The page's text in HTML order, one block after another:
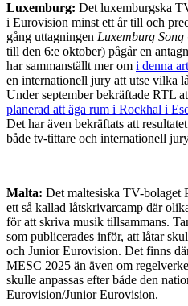
Luxemburg: Det luxemburgska
i Eurovision minst ett år till och
gång uttagningen Luxemburg Song
till den 6:e oktober) pågår en
har sammanställt mer om i denna
en internationell jury att utse vilka
Under september bekräftade RTL
planerad att äga rum i Rockhal i
Det har även bekräftats att
både tv-tittare och internationell
Malta: Det maltesiska TV-bolaget
ett så kallad låtskrivarcamp där
för att skriva musik tillsammans.
som publicerades inför, att låtar
och Junior Eurovision. Det finns
MESC 2025 än även om
skulle anpassas efter både den
Eurovision/Junior Eurovision.